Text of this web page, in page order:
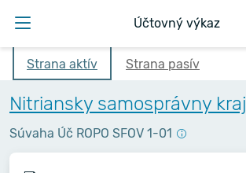
Účtovný výkaz
Strana aktív Strana pasív
Nitriansky samosprávny kraj
Súvaha Úč ROPO SFOV 1-01